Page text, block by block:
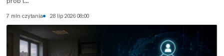
7 min czytania 28 lip 2026 08:00